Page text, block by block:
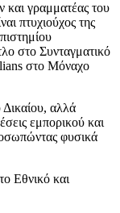
και γραμματέας του
πτυχιούχος της
στο Συνταγματικό
στο Μόναχο
Δικαίου, αλλά
εμπορικού και
φυσικά
Εθνικό και